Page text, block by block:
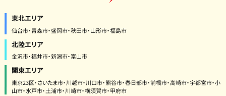
東北エリア
仙台市・青森市・盛岡市・秋田市・山形市・福島市
北陸エリア
金沢市・福井市・新潟市・富山市
関東エリア
東京23区・さいたま市・川越市・川口市・熊谷市・春日部市・前橋市・高崎市・宇都宮市・小
山市・水戸市・土浦市・川崎市・横須賀市・甲府市